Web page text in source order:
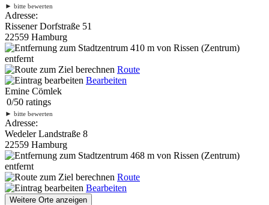
► bitte bewerten
Adresse:
Rissener Dorfstraße 51
22559 Hamburg
410 m von Rissen (Zentrum)
entfernt
Route
Bearbeiten
Emine Cömlek
0/50 ratings
► bitte bewerten
Adresse:
Wedeler Landstraße 8
22559 Hamburg
468 m von Rissen (Zentrum)
entfernt
Route
Bearbeiten
Weitere Orte anzeigen